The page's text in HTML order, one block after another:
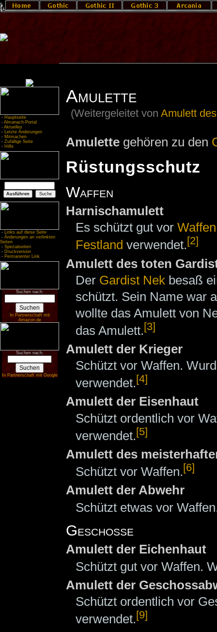
- Hauptseite
- Almanach-Portal
- Aktuelles
- Letzte Änderungen
- Mitmachen
- Zufällige Seite
- Hilfe
- Links auf diese Seite
- Änderungen an verlinkten
Seiten
- Spezialseiten
- Druckversion
- Permanenter Link
Suchen nach:
In Partnerschaft mit
Amazon.de
Suchen nach:
In Partnerschaft mit Google
Amulette
(Weitergeleitet vonAmulett
Amulettegehören zu den
Rüstungsschutz
Waffen
Harnischamulett
Es schützt gut vor Waffen
Festland verwendet. [2]
Amulett des toten
Der Gardist Nek besaß
schützt. Sein Name war
wollte das Amulett von
das Amulett.[3]
Amulett der Krieger
Schützt vor Waffen.
verwendet.[4]
Amulett der Eisenhaut
Schützt ordentlich vor
verwendet.[5]
Amulett des
Schützt vor Waffen.[6]
Amulett der Abwehr
Schützt etwas vor
Geschosse
Amulett der Eichenhaut
Schützt gut vor Waffen.
Amulett der
Schützt ordentlich vor
verwendet. [9]